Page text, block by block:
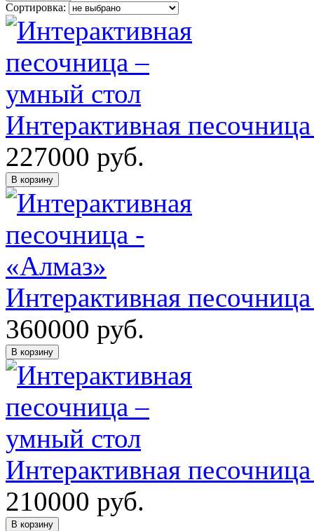
Сортировка:
Интерактивная
227000 руб.
В корзину
Интерактивная
360000 руб.
В корзину
Интерактивная
210000 руб.
В корзину